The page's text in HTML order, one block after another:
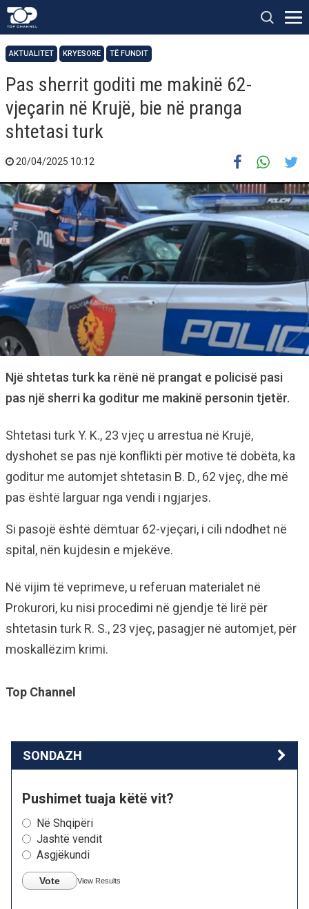
AKTUALITET KRYESORE TË FUNDIT
Pas sherrit goditi me makinë 62-
vjeçarin në Krujë, bie në pranga
shtetasi turk
20/04/2025 10:12
Një shtetas turk ka rënë në prangat e policisë pasi
pas një sherri ka goditur me makinë personin tjetër.
Shtetasi turk Y. K., 23 vjeç u arrestua në Krujë,
dyshohet se pas një konflikti për motive të dobëta, ka
goditur me automjet shtetasin B. D., 62 vjeç, dhe më
pas është larguar nga vendi i ngjarjes.
Si pasojë është dëmtuar 62-vjeçari, i cili ndodhet në
spital, nën kujdesin e mjekëve.
Në vijim të veprimeve, u referuan materialet në
Prokurori, ku nisi procedimi në gjendje të lirë për
shtetasin turk R. S., 23 vjeç, pasagjer në automjet, për
moskallëzim krimi.
Top Channel
SONDAZH
Pushimet tuaja këtë vit?
Në Shqipëri
Jashtë vendit
Asgjëkundi
Vote View Results